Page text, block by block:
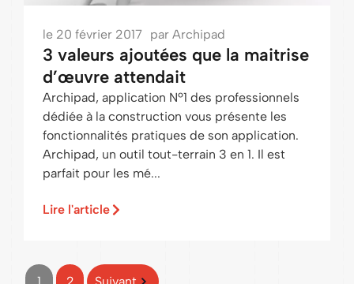
le 20 février 2017 par Archipad
3 valeurs ajoutées que la maitrise
d’œuvre attendait
Archipad, application Nº1 des professionnels
dédiée à la construction vous présente les
fonctionnalités pratiques de son application.
Archipad, un outil tout-terrain 3 en 1. Il est
parfait pour les mé...
Lire l'article